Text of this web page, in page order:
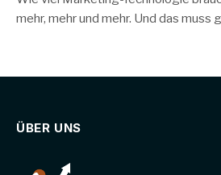
mehr, mehr und mehr. Und das muss
ÜBER UNS